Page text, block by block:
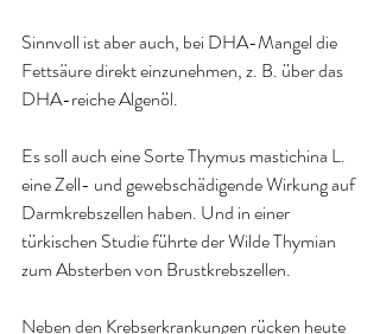
Sinnvoll ist aber auch, bei DHA-Mangel die
Fettsäure direkt einzunehmen, z. B. über das
DHA-reiche Algenöl.
Es soll auch eine Sorte Thymus mastichina L.
eine Zell- und gewebschädigende Wirkung auf
Darmkrebszellen haben. Und in einer
türkischen Studie führte der Wilde Thymian
zum Absterben von Brustkrebszellen.
Neben den Krebserkrankungen rücken heute